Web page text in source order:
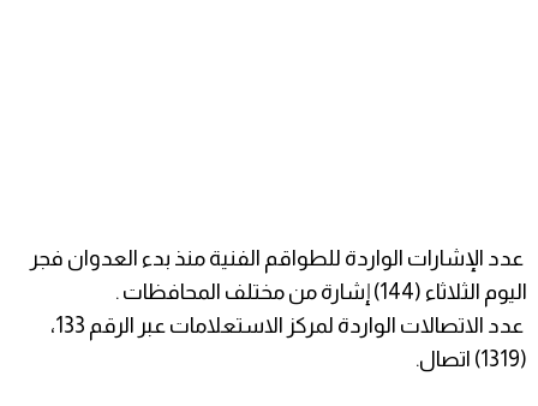
عدد الإشارات الواردة للطواقم الفنية منذ بدء العدوان فجر
اليوم الثلاثاء (144) إشارة من مختلف المحافظات .
عدد الاتصالات الواردة لمركز الاستعلامات عبر الرقم 133،
(1319) اتصال.